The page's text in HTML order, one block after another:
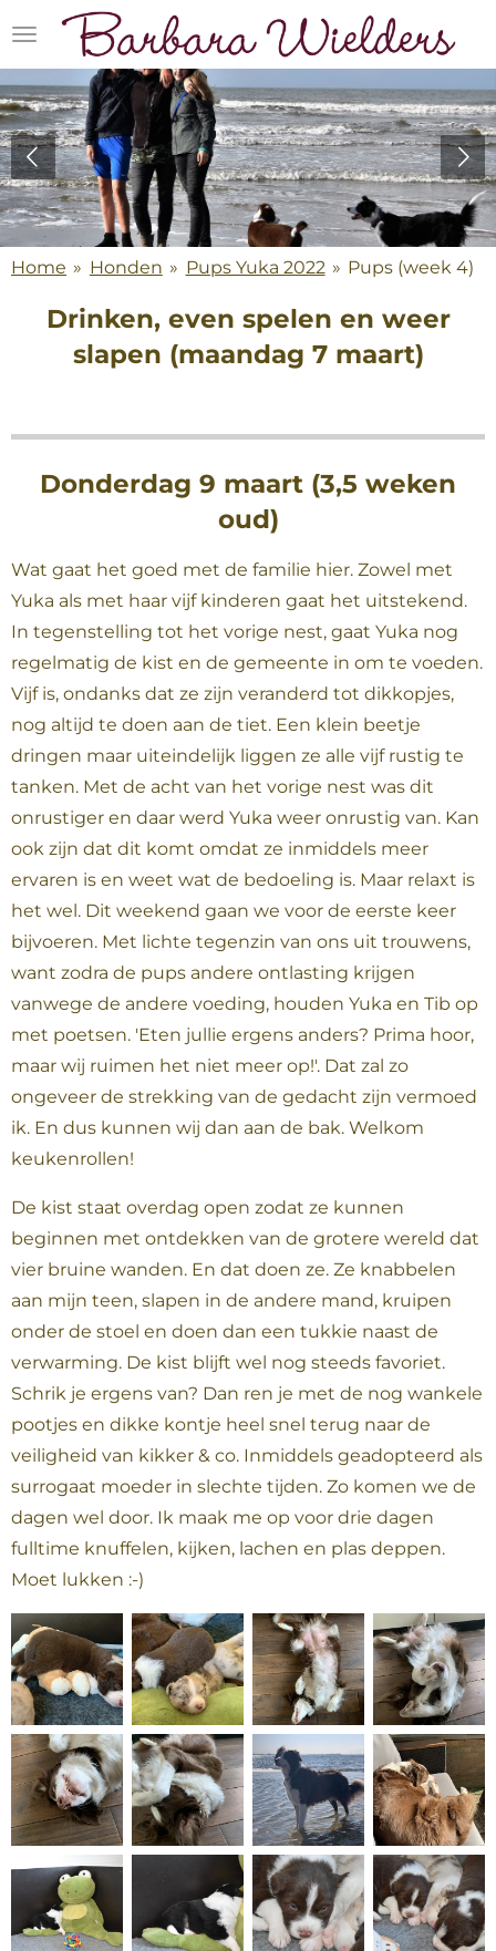
Ga
naar
de
hoofdinhoud
Home » Honden » Pups Yuka 2022 » Pups (week 4)
Drinken, even spelen en weer
slapen (maandag 7 maart)
Donderdag 9 maart (3,5 weken
oud)
Wat gaat het goed met de familie hier. Zowel met
Yuka als met haar vijf kinderen gaat het uitstekend.
In tegenstelling tot het vorige nest, gaat Yuka nog
regelmatig de kist en de gemeente in om te voeden.
Vijf is, ondanks dat ze zijn veranderd tot dikkopjes,
nog altijd te doen aan de tiet. Een klein beetje
dringen maar uiteindelijk liggen ze alle vijf rustig te
tanken. Met de acht van het vorige nest was dit
onrustiger en daar werd Yuka weer onrustig van. Kan
ook zijn dat dit komt omdat ze inmiddels meer
ervaren is en weet wat de bedoeling is. Maar relaxt is
het wel. Dit weekend gaan we voor de eerste keer
bijvoeren. Met lichte tegenzin van ons uit trouwens,
want zodra de pups andere ontlasting krijgen
vanwege de andere voeding, houden Yuka en Tib op
met poetsen. 'Eten jullie ergens anders? Prima hoor,
maar wij ruimen het niet meer op!'. Dat zal zo
ongeveer de strekking van de gedacht zijn vermoed
ik. En dus kunnen wij dan aan de bak. Welkom
keukenrollen!
De kist staat overdag open zodat ze kunnen
beginnen met ontdekken van de grotere wereld dat
vier bruine wanden. En dat doen ze. Ze knabbelen
aan mijn teen, slapen in de andere mand, kruipen
onder de stoel en doen dan een tukkie naast de
verwarming. De kist blijft wel nog steeds favoriet.
Schrik je ergens van? Dan ren je met de nog wankele
pootjes en dikke kontje heel snel terug naar de
veiligheid van kikker & co. Inmiddels geadopteerd als
surrogaat moeder in slechte tijden. Zo komen we de
dagen wel door. Ik maak me op voor drie dagen
fulltime knuffelen, kijken, lachen en plas deppen.
Moet lukken :-)